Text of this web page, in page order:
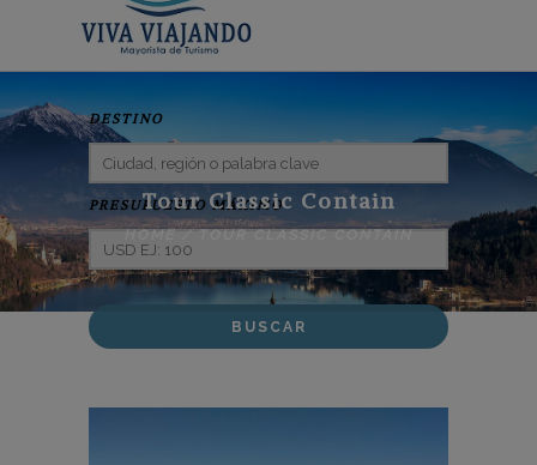
Tour Classic Contain
HOME / TOUR CLASSIC CONTAIN
DESTINO
PRESUPUESTO MÁXIMO